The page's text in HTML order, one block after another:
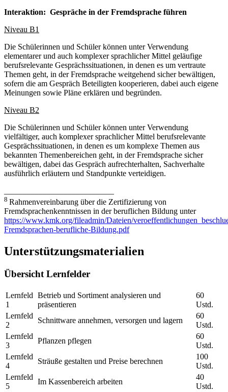
Interaktion: Gespräche in der Fremdsprache führen
Niveau B1
Die Schülerinnen und Schüler können unter Verwendung
elementarer und auch komplexer sprachlicher Mittel geläufige
berufsrelevante Gesprächssituationen, in denen es um vertraute
Themen geht, in der Fremdsprache weitgehend sicher bewältigen,
sofern die am Gespräch Beteiligten kooperieren, dabei auch eigene
Meinungen sowie Pläne erklären und begründen.
Niveau B2
Die Schülerinnen und Schüler können unter Verwendung
vielfältiger, auch komplexer sprachlicher Mittel berufsrelevante
Gesprächssituationen, in denen es um komplexe Themen aus
bekannten Themenbereichen geht, in der Fremdsprache sicher
bewältigen, dabei das Gespräch aufrechterhalten, Sachverhalte
ausführlich erläutern und Standpunkte verteidigen.
8 Rahmenvereinbarung über die Zertifizierung von
Fremdsprachenkenntnissen in der beruflichen Bildung unter
https://www.kmk.org/fileadmin/Dateien/
Fremdsprachen-berufliche-Bildung.pdf
Unterstützungsmaterialien
Übersicht Lernfelder
Lernfeld
1
Betrieb und Sortiment analysieren und
präsentieren
60
Ustd.
Lernfeld
2
Schnittware annehmen, versorgen und lagern
60
Ustd.
Lernfeld
3
Pflanzen pflegen
60
Ustd.
Lernfeld
4
Sträuße gestalten und Preise berechnen
100
Ustd.
Lernfeld
5
Im Kassenbereich arbeiten
40
Ustd.